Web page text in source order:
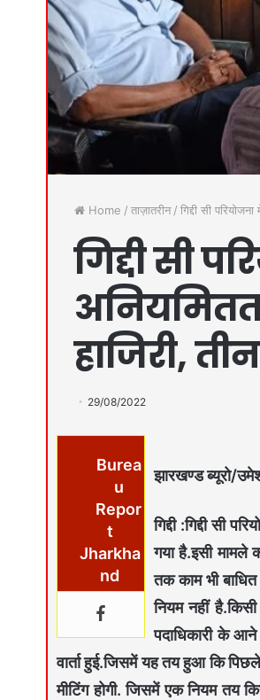
Home / ताज़ातरीन / गिद्दी सी
गिद्दी सी
हाजिरी,
29/08/2022
Burea
u
Repor
t
Jharkha
nd
झारखण्ड ब्यूरो/
गिद्दी :गिद्दी सी
गया है.इसी मामले
तक काम भी
नियम नहीं
पदाधिकारी के
वार्ता हुई.जिसमें यह तय हुआ कि पिछले
मीटिंग होगी. जिसमें एक नियम तय